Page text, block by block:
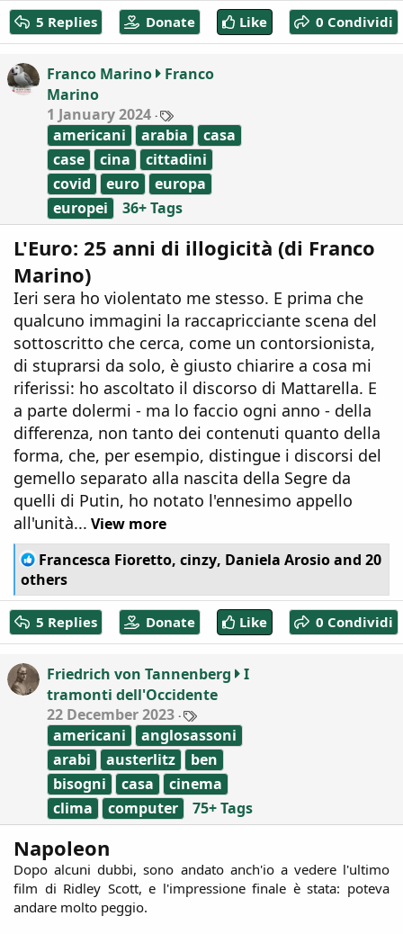
c
t
i
n
5 Replies Donate Like 0 Condividi
Franco Marino
Franco
Marino
1 January 2024
a
g
s
americani arabia
casa
case
cina
cittadini
covid
euro
europa
europei
36+ Tags
L'Euro: 25 anni di illogicità (di Franco
Marino)
Ieri sera ho violentato me stesso. E prima che
qualcuno immagini la raccapricciante scena del
sottoscritto che cerca, come un contorsionista,
di stuprarsi da solo, è giusto chiarire a cosa mi
riferissi: ho ascoltato il discorso di Mattarella. E
a parte dolermi - ma lo faccio ogni anno - della
differenza, non tanto dei contenuti quanto della
forma, che, per esempio, distingue i discorsi del
gemello separato alla nascita della Segre da
quelli di Putin, ho notato l'ennesimo appello
all'unità... View more
R
e
c
t
i
n
Francesca Fioretto, cinzy, Daniela Arosioand 20
others
5 Replies Donate Like 0 Condividi
Friedrich von Tannenberg
I
tramonti dell'Occidente
22 December 2023
a
g
s
americani
anglosassoni
arabi
austerlitz
ben
bisogni
casa
cinema
clima
computer 75+ Tags
Napoleon
Dopo alcuni dubbi, sono andato anch'io a vedere l'ultimo
film di Ridley Scott, e l'impressione finale è stata: poteva
andare molto peggio.